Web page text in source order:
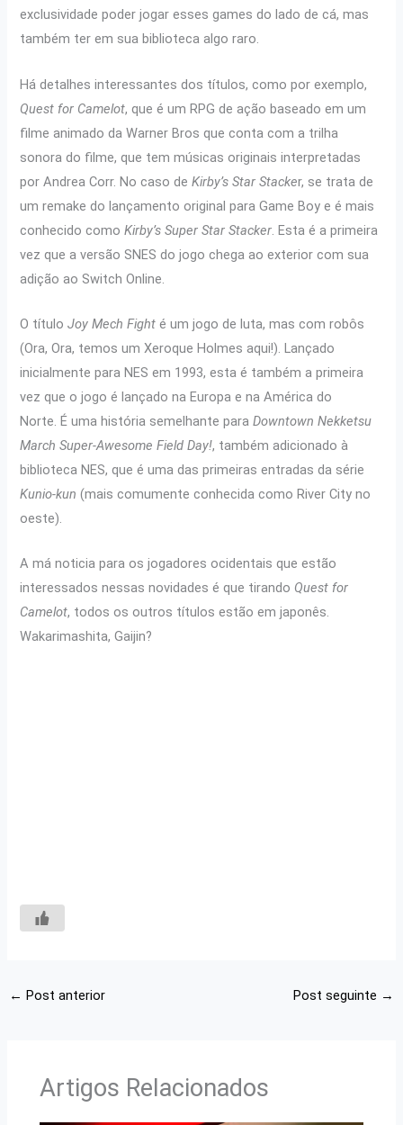
exclusividade poder jogar esses games do lado de cá, mas
também ter em sua biblioteca algo raro.
Há detalhes interessantes dos títulos, como por exemplo,
Quest for Camelot, que é um RPG de ação baseado em um
filme animado da Warner Bros que conta com a trilha
sonora do filme, que tem músicas originais interpretadas
por Andrea Corr. No caso deKirby’s Star Stacker, se trata de
um remake do lançamento original para Game Boy e é mais
conhecido comoKirby’s Super Star Stacker. Esta é a primeira
vez que a versão SNES do jogo chega ao exterior com sua
adição ao Switch Online.
O títuloJoy Mech Fight é um jogo de luta, mas com robôs
(Ora, Ora, temos um Xeroque Holmes aqui!). Lançado
inicialmente para NES em 1993, esta é também a primeira
vez que o jogo é lançado na Europa e na América do
Norte. É uma história semelhante paraDowntown Nekketsu
March Super-Awesome Field Day!, também adicionado à
biblioteca NES, que é uma das primeiras entradas da série
Kunio-kun (mais comumente conhecida como River City no
oeste).
A má noticia para os jogadores ocidentais que estão
interessados nessas novidades é que tirando Quest for
Camelot, todos os outros títulos estão em japonês.
Wakarimashita, Gaijin?
← Post anterior Post seguinte →
Artigos Relacionados